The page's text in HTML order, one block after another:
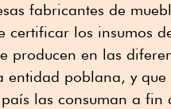
fabricantes de
certificar los insumos
producen en las
entidad poblana, y que
las consuman a fin